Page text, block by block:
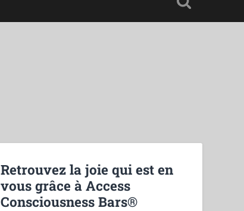
Retrouvez la joie qui est en
vous grâce à Access
Consciousness Bars®